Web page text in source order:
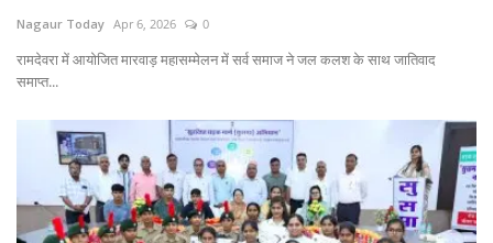
Nagaur Today Apr 6, 2026 0
रामदेवरा में आयोजित मारवाड़ महासम्मेलन में सर्व समाज ने जल कलश के साथ जातिवाद
समाप्त...